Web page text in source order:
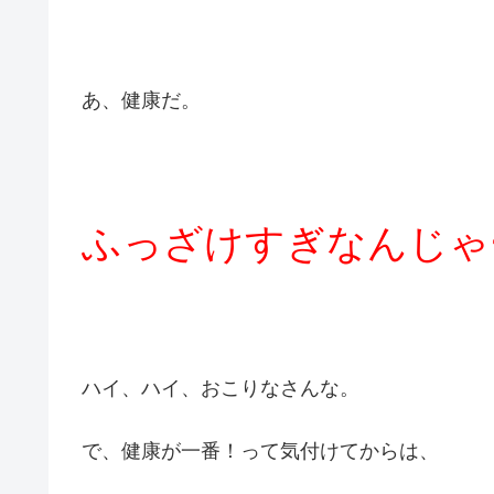
あ、健康だ。
ふっざけすぎなんじ
ハイ、ハイ、おこりなさんな。
で、健康が一番！って気付けてからは、